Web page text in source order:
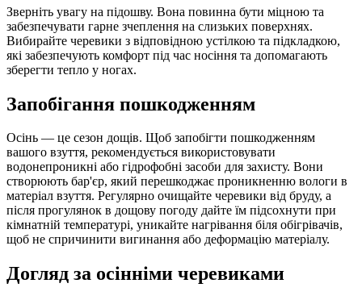
Зверніть увагу на підошву. Вона повинна бути міцною та
забезпечувати гарне зчеплення на слизьких поверхнях.
Вибирайте черевики з відповідною устілкою та підкладкою,
які забезпечують комфорт під час носіння та допомагають
зберегти тепло у ногах.
Запобігання пошкодженням
Осінь — це сезон дощів. Щоб запобігти пошкодженням
вашого взуття, рекомендується використовувати
водонепроникні або гідрофобні засоби для захисту. Вони
створюють бар'єр, який перешкоджає проникненню вологи в
матеріал взуття. Регулярно очищайте черевики від бруду, а
після прогулянок в дощову погоду дайте їм підсохнути при
кімнатній температурі, уникайте нагрівання біля обігрівачів,
щоб не спричинити вигинання або деформацію матеріалу.
Догляд за осінніми черевиками